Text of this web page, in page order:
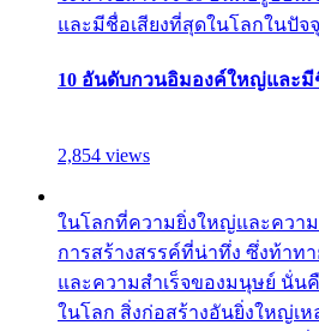
และมีชื่อเสียงที่สุดในโลกในปัจ
10 อันดับกวนอิมองค์ใหญ่และมี
2,854 views
ในโลกที่ความยิ่งใหญ่และควา
การสร้างสรรค์ที่น่าทึ่ง ซึ่งท้าท
และความสำเร็จของมนุษย์ นั่
ในโลก สิ่งก่อสร้างอันยิ่งใหญ่เห